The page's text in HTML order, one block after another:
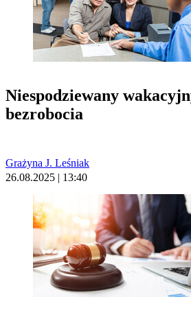
Niespodziewany
bezrobocia
Grażyna J. Leśniak
26.08.2025 | 13:40